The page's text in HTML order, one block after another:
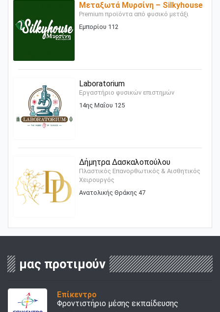
Μεταξωτά Μυρσίνη – Silkyhouse
Premium προϊόντα από φυσικό μετάξι
Εμπορίου 112
Laboratorium
Εργαστήριο φυσικών επιστημών
14ης Μαΐου 125
Δήμητρα Δασκαλοπούλου
Πλαστικός Επανορθωτικός & Αισθητικός
Χειρουργός
Ανατολικής Θράκης 47
μας προτιμούν
Επίκεντρο
Φροντιστήριο μέσης εκπαίδευσης